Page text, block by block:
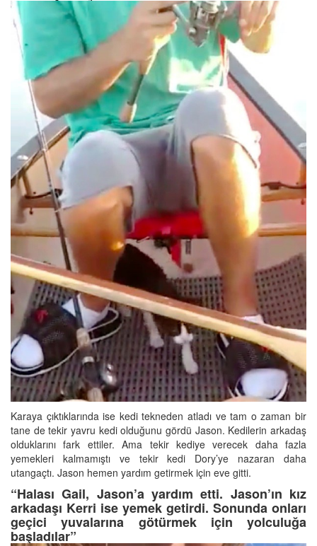
Karaya çıktıklarında ise kedi tekneden atladı ve tam o zaman bir
tane de tekir yavru kedi olduğunu gördü Jason. Kedilerin arkadaş
olduklarını fark ettiler. Ama tekir kediye verecek daha fazla
yemekleri kalmamıştı ve tekir kedi Dory’ye nazaran daha
utangaçtı. Jason hemen yardım getirmek için eve gitti.
“Halası Gail, Jason’a yardım etti. Jason’ın kız
arkadaşı Kerri ise yemek getirdi. Sonunda onları
geçici yuvalarına götürmek için yolculuğa
başladılar”